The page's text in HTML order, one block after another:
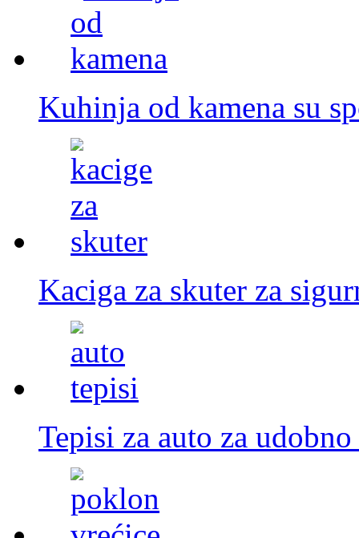
Kuhinja od kamena su
Kaciga za skuter za
Tepisi za auto za